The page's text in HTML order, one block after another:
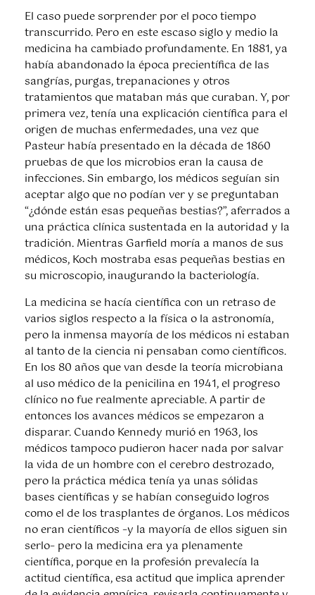
El caso puede sorprender por el poco tiempo
transcurrido. Pero en este escaso siglo y medio la
medicina ha cambiado profundamente. En 1881, ya
había abandonado la época precientífica de las
sangrías, purgas, trepanaciones y otros
tratamientos que mataban más que curaban. Y, por
primera vez, tenía una explicación científica para el
origen de muchas enfermedades, una vez que
Pasteur había presentado en la década de 1860
pruebas de que los microbios eran la causa de
infecciones. Sin embargo, los médicos seguían sin
aceptar algo que no podían ver y se preguntaban
“¿dónde están esas pequeñas bestias?”, aferrados a
una práctica clínica sustentada en la autoridad y la
tradición. Mientras Garfield moría a manos de sus
médicos, Koch mostraba esas pequeñas bestias en
su microscopio, inaugurando la bacteriología.
La medicina se hacía científica con un retraso de
varios siglos respecto a la física o la astronomía,
pero la inmensa mayoría de los médicos ni estaban
al tanto de la ciencia ni pensaban como científicos.
En los 80 años que van desde la teoría microbiana
al uso médico de la penicilina en 1941, el progreso
clínico no fue realmente apreciable. A partir de
entonces los avances médicos se empezaron a
disparar. Cuando Kennedy murió en 1963, los
médicos tampoco pudieron hacer nada por salvar
la vida de un hombre con el cerebro destrozado,
pero la práctica médica tenía ya unas sólidas
bases científicas y se habían conseguido logros
como el de los trasplantes de órganos. Los médicos
no eran científicos –y la mayoría de ellos siguen sin
serlo– pero la medicina era ya plenamente
científica, porque en la profesión prevalecía la
actitud científica, esa actitud que implica aprender